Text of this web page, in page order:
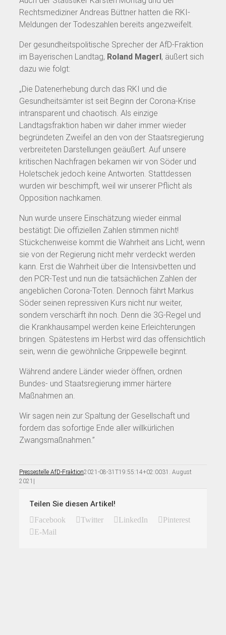
Rechtsmediziner Andreas Büttner hatten die RKI-
Meldungen der Todeszahlen bereits angezweifelt.
Der gesundheitspolitische Sprecher der AfD-Fraktion
im Bayerischen Landtag, Roland Magerl, äußert sich
dazu wie folgt:
„Die Datenerhebung durch das RKI und die
Gesundheitsämter ist seit Beginn der Corona-Krise
intransparent und chaotisch. Als einzige
Landtagsfraktion haben wir daher immer wieder
begründeten Zweifel an den von der Staatsregierung
verbreiteten Darstellungen geäußert. Auf unsere
kritischen Nachfragen bekamen wir von Söder und
Holetschek jedoch keine Antworten. Stattdessen
wurden wir beschimpft, weil wir unserer Pflicht als
Opposition nachkamen.
Nun wurde unsere Einschätzung wieder einmal
bestätigt: Die offiziellen Zahlen stimmen nicht!
Stückchenweise kommt die Wahrheit ans Licht, wenn
sie von der Regierung nicht mehr verdeckt werden
kann. Erst die Wahrheit über die Intensivbetten und
den PCR-Test und nun die tatsächlichen Zahlen der
angeblichen Corona-Toten. Dennoch fährt Markus
Söder seinen repressiven Kurs nicht nur weiter,
sondern verschärft ihn noch. Denn die 3G-Regel und
die Krankhausampel werden keine Erleichterungen
bringen. Spätestens im Herbst wird das offensichtlich
sein, wenn die gewöhnliche Grippewelle beginnt.
Während andere Länder wieder öffnen, ordnen
Bundes- und Staatsregierung immer härtere
Maßnahmen an.
Wir sagen nein zur Spaltung der Gesellschaft und
fordern das sofortige Ende aller willkürlichen
Zwangsmaßnahmen.”
Pressestelle AfD-Fraktion2021-08-31T19:55:14+02:0031. August
2021 |
Teilen Sie diesen Artikel!
Facebook Twitter LinkedIn
Pinterest
E-Mail